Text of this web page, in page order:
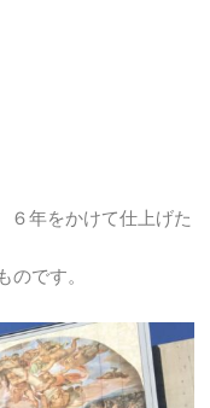
６年をかけて仕上げた
のです。